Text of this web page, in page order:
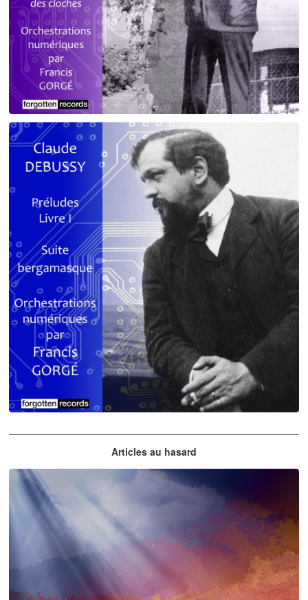
Debussy - Schmitt - Ravel
orchestrations numériques par Francis Gorgé
Articles au hasard